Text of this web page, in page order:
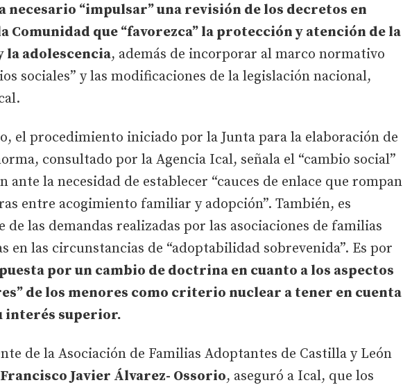
necesario “impulsar” una revisión de los decretos en
Comunidad que “favorezca” la protección y atención de la
la adolescencia, además de incorporar al marco normativo
sociales” y las modificaciones de la legislación nacional,
el procedimiento iniciado por la Junta para la elaboración de
consultado por la Agencia Ical, señala el “cambio social”
ante la necesidad de establecer “cauces de enlace que rompan
entre acogimiento familiar y adopción”. También, es
de las demandas realizadas por las asociaciones de familias
en las circunstancias de “adoptabilidad sobrevenida”. Es por
por un cambio de doctrina en cuanto a los aspectos
de los menores como criterio nuclear a tener en cuenta
interés superior.
de la Asociación de Familias Adoptantes de Castilla y León
Francisco Javier Álvarez- Ossorio, aseguró a Ical, que los